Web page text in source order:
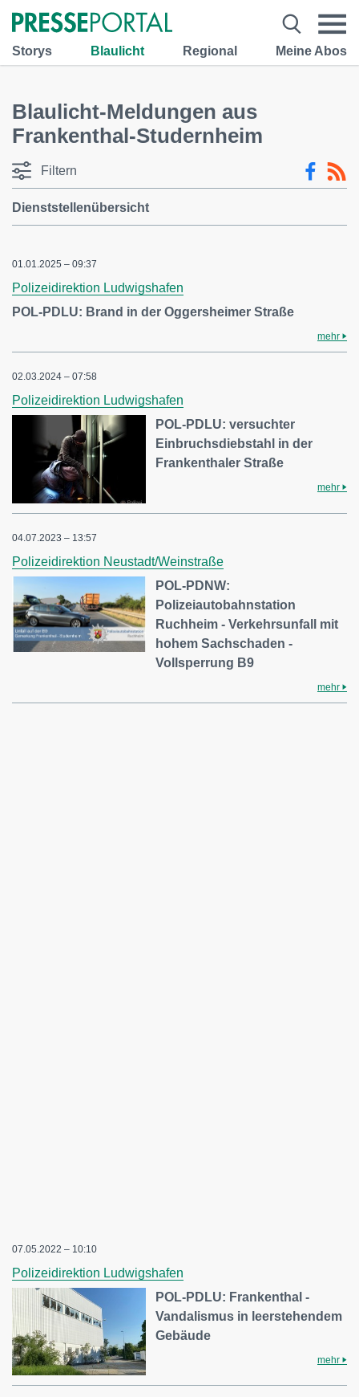
Storys Blaulicht Regional Meine Abos
Blaulicht-Meldungen aus
Frankenthal-Studernheim
Filtern
Dienststellenübersicht
01.01.2025 – 09:37
Polizeidirektion Ludwigshafen
POL-PDLU: Brand in der Oggersheimer Straße
mehr
02.03.2024 – 07:58
Polizeidirektion Ludwigshafen
POL-PDLU: versuchter
Einbruchsdiebstahl in der
Frankenthaler Straße
mehr
04.07.2023 – 13:57
Polizeidirektion Neustadt/Weinstraße
POL-PDNW:
Polizeiautobahnstation
Ruchheim - Verkehrsunfall mit
hohem Sachschaden -
Vollsperrung B9
mehr
07.05.2022 – 10:10
Polizeidirektion Ludwigshafen
POL-PDLU: Frankenthal -
Vandalismus in leerstehendem
Gebäude
mehr